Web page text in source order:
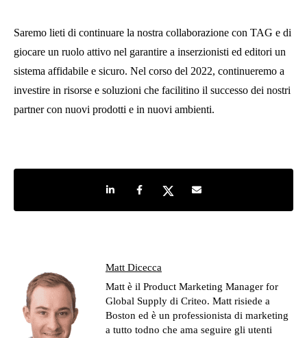
Saremo lieti di continuare la nostra collaborazione con TAG e di
giocare un ruolo attivo nel garantire a inserzionisti ed editori un
sistema affidabile e sicuro. Nel corso del 2022, continueremo a
investire in risorse e soluzioni che facilitino il successo dei nostri
partner con nuovi prodotti e in nuovi ambienti.
Share on LinkedIn
Share on Facebook
Share on TwitterShare by e-mail
Matt Dicecca
Matt è il Product Marketing Manager for
Global Supply di Criteo. Matt risiede a
Boston ed è un professionista di marketing
a tutto todno che ama seguire gli utenti